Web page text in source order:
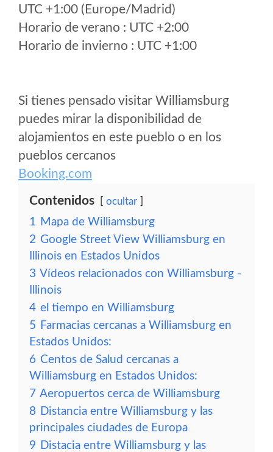
UTC +1:00 (Europe/Madrid)
Horario de verano : UTC +2:00
Horario de invierno : UTC +1:00
Si tienes pensado visitar Williamsburg
puedes mirar la disponibilidad de
alojamientos en este pueblo o en los
pueblos cercanos
Booking.com
Contenidos ocultar
1 Mapa de Williamsburg
2 Google Street View Williamsburg en
Illinois en Estados Unidos
3 Vídeos relacionados con Williamsburg -
Illinois
4 el tiempo en Williamsburg
5 Farmacias cercanas a Williamsburg en
Estados Unidos:
6 Centos de Salud cercanas a
Williamsburg en Estados Unidos:
7 Aeropuertos cerca de Williamsburg
8 Distancia entre Williamsburg y las
principales ciudades de Europa
9 Distacia entre Williamsburg y las